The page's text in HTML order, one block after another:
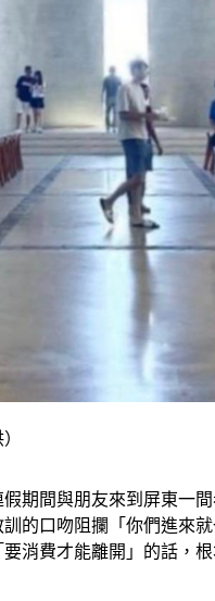
期間與朋友來到屏東一
的口吻阻攔「你們進來
消費才能離開」的話，根